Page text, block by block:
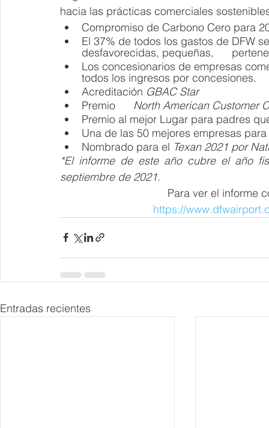
hacia las prácticas comerciales
Compromiso de Carbono Cero para
El 37% de todos los gastos de DFW
desfavorecidas, pequeñas,
Los concesionarios de empresas
todos los ingresos por concesiones.
Acreditación GBAC Star
Premio North American Customer
Premio al mejor Lugar para padres
Una de las 50 mejores empresas
Nombrado para el Texan 2021 por
*El informe de este año cubre el año
septiembre de 2021.
Para ver el informe
https://
Entradas recientes